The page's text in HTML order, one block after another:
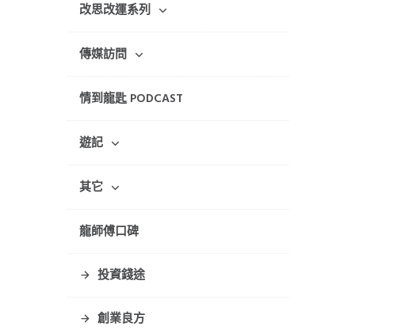
改思改運系列
傳媒訪問
情到龍匙 PODCAST
遊記
其它
龍師傅口碑
投資錢途
創業良方